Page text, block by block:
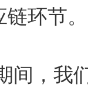
环节。
间，我